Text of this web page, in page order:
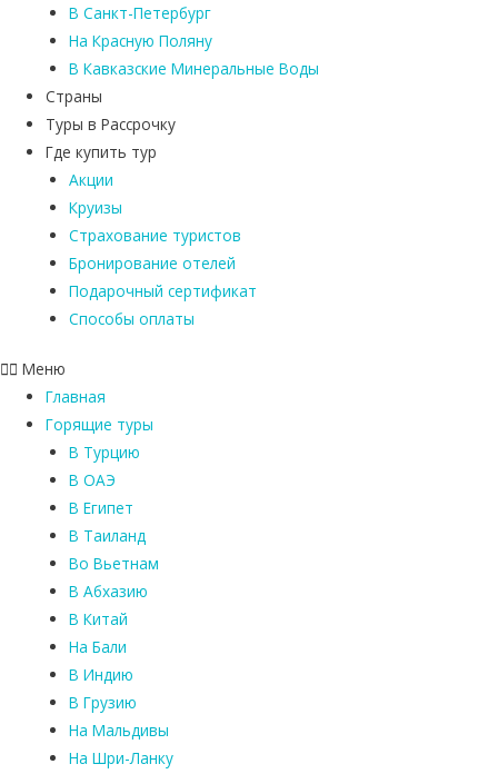
В Санкт-Петербург
На Красную Поляну
В Кавказские Минеральные Воды
Страны
Туры в Рассрочку
Где купить тур
Акции
Круизы
Страхование туристов
Бронирование отелей
Подарочный сертификат
Способы оплаты
Меню
Главная
Горящие туры
В Турцию
В ОАЭ
В Египет
В Таиланд
Во Вьетнам
В Абхазию
В Китай
На Бали
В Индию
В Грузию
На Мальдивы
На Шри-Ланку